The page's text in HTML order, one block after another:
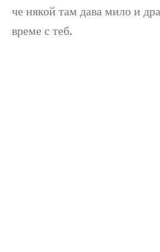
че някой там дава мило и
време с теб.